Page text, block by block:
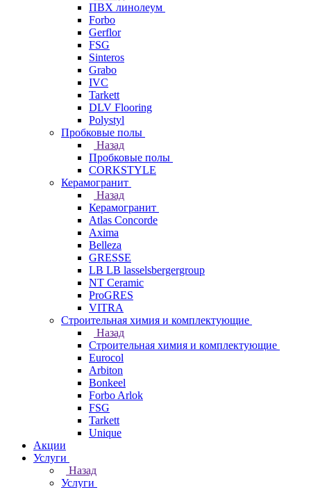
ПВХ линолеум
Forbo
Gerflor
FSG
Sinteros
Grabo
IVC
Tarkett
DLV Flooring
Polystyl
Пробковые полы
Назад
Пробковые полы
CORKSTYLE
Керамогранит
Назад
Керамогранит
Atlas Concorde
Axima
Belleza
GRESSE
LB LB lasselsbergergroup
NT Ceramic
ProGRES
VITRA
Строительная химия и комплектующие
Назад
Строительная химия и комплектующие
Eurocol
Arbiton
Bonkeel
Forbo Arlok
FSG
Tarkett
Unique
Акции
Услуги
Назад
Услуги